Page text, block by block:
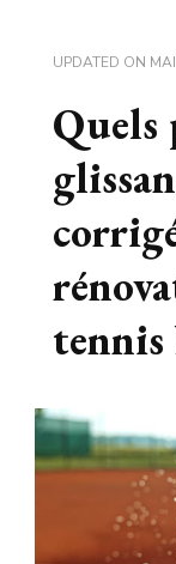
UPDATED ON
Quels
tennis